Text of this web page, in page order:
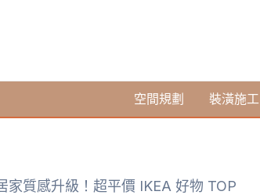
空間規劃 裝潢施工
家質感升級！超平價 IKEA 好物 TOP